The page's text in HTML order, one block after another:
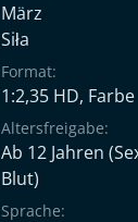
März
Siła
Format:
1:2,35 HD, Farbe
Altersfreigabe:
Ab 12 Jahren
Blut)
Sprache: